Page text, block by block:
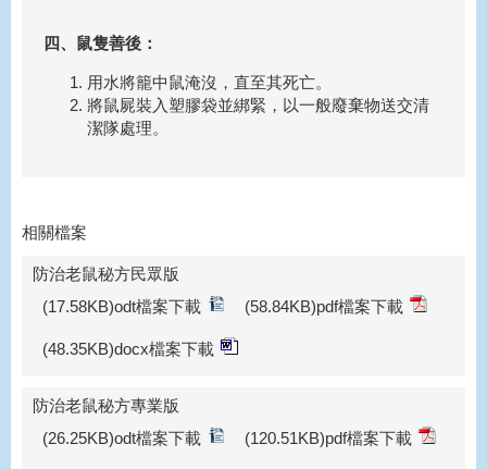
四、鼠隻善後：
用水將籠中鼠淹沒，直至其死亡。
將鼠屍裝入塑膠袋並綁緊，以一般廢棄物送交清
潔隊處理。
相關檔案
防治老鼠秘方民眾版
(17.58KB)odt檔案下載
(58.84KB)pdf檔案下載
(48.35KB)docx檔案下載
防治老鼠秘方專業版
(26.25KB)odt檔案下載
(120.51KB)pdf檔案下載